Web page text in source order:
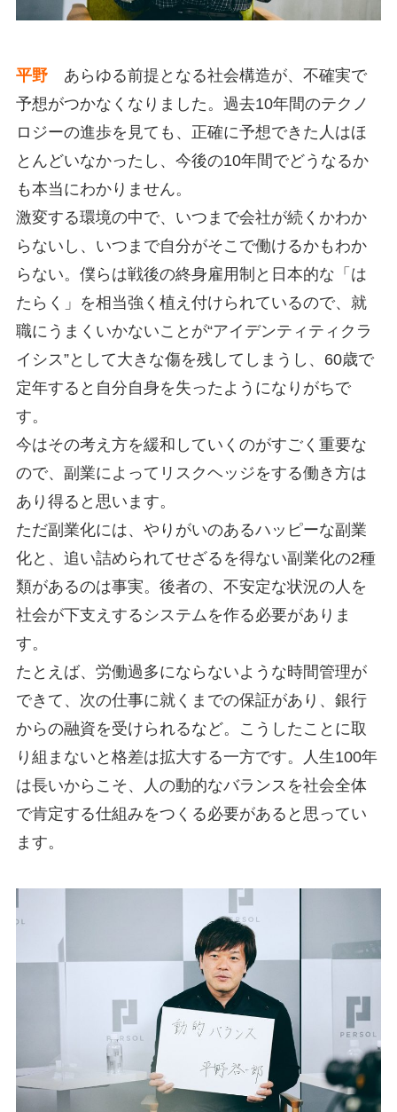
平野あらゆる前提となる社会構造が、不確実で
予想がつかなくなりました。過去10年間のテクノ
ロジーの進歩を見ても、正確に予想できた人はほ
とんどいなかったし、今後の10年間でどうなるか
も本当にわかりません。
激変する環境の中で、いつまで会社が続くかわか
らないし、いつまで自分がそこで働けるかもわか
らない。僕らは戦後の終身雇用制と日本的な「は
たらく」を相当強く植え付けられているので、就
職にうまくいかないことが“アイデンティティクラ
イシス”として大きな傷を残してしまうし、60歳で
定年すると自分自身を失ったようになりがちで
す。
今はその考え方を緩和していくのがすごく重要な
ので、副業によってリスクヘッジをする働き方は
あり得ると思います。
ただ副業化には、やりがいのあるハッピーな副業
化と、追い詰められてせざるを得ない副業化の2種
類があるのは事実。後者の、不安定な状況の人を
社会が下支えするシステムを作る必要がありま
す。
たとえば、労働過多にならないような時間管理が
できて、次の仕事に就くまでの保証があり、銀行
からの融資を受けられるなど。こうしたことに取
り組まないと格差は拡大する一方です。人生100年
は長いからこそ、人の動的なバランスを社会全体
で肯定する仕組みをつくる必要があると思ってい
ます。